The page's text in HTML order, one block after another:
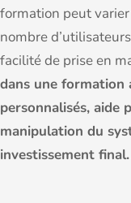
formation peut
nombre
facilité de prise en
dans une formation
personnalisés, aide
manipulation du
investissement final.